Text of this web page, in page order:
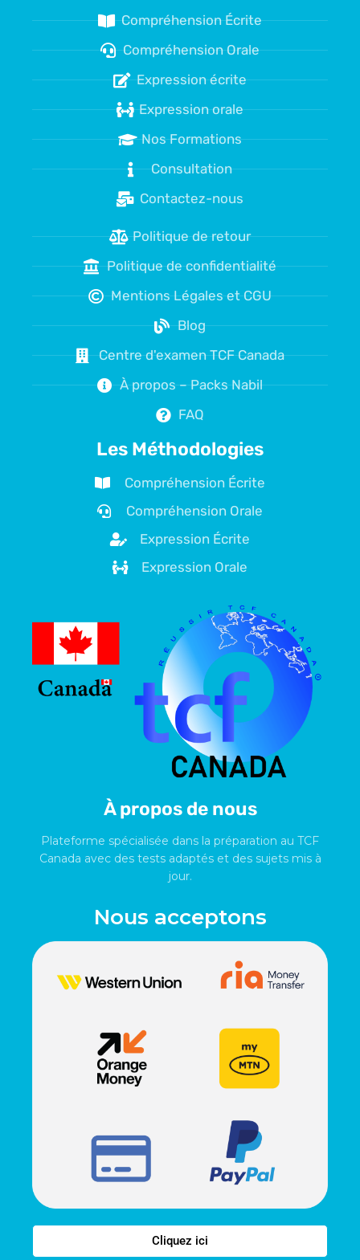
Compréhension Écrite
Compréhension Orale
Expression écrite
Expression orale
Nos Formations
Consultation
Contactez-nous
Politique de retour
Politique de confidentialité
Mentions Légales et CGU
Blog
Centre d'examen TCF Canada
À propos – Packs Nabil
FAQ
Les Méthodologies
Compréhension Écrite
Compréhension Orale
Expression Écrite
Expression Orale
À propos de nous
Plateforme spécialisée dans la préparation au TCF
Canada avec des tests adaptés et des sujets mis à
jour.
Nous acceptons
Cliquez ici